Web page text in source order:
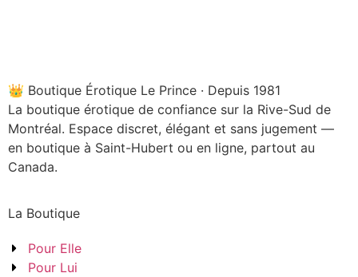
👑 Boutique Érotique Le Prince · Depuis 1981
La boutique érotique de confiance sur la Rive-Sud de
Montréal. Espace discret, élégant et sans jugement —
en boutique à Saint-Hubert ou en ligne, partout au
Canada.
La Boutique
Pour Elle
Pour Lui